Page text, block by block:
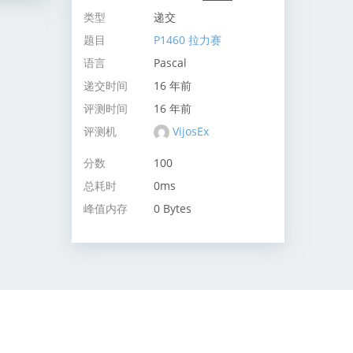
类型
递交
题目
P1460 拉力赛
语言
Pascal
递交时间
16 年前
评测时间
16 年前
评测机
VijosEx
分数
100
总耗时
0ms
峰值内存
0 Bytes